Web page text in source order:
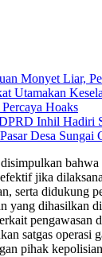
Monyet Liar,
Utamakan
Hoaks
Inhil Hadiri
Desa Sungai
bahwa
jika
serta didukung
yang dihasilkan
pengawasan
satgas operasi
pihak